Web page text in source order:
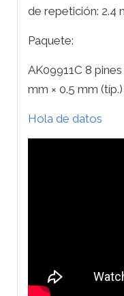
de repetición: 2.4
Paquete:
AK09911C 8 pines
mm × 0.5 mm (típ.)
Hola de datos